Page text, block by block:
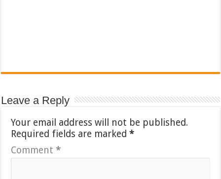
Leave a Reply
Your email address will not be published.
Required fields are marked*
Comment*